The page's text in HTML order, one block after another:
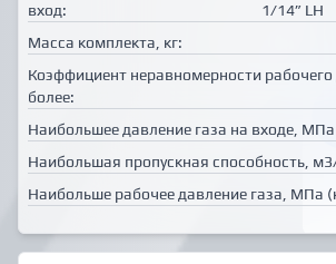
вход:
1/14” LH
Масса комплекта, кг:
Коэффициент неравномерности рабочего
более:
Наибольшее давление газа на входе,
Наибольшая пропускная способность,
Наибольше рабочее давление газа, МПа